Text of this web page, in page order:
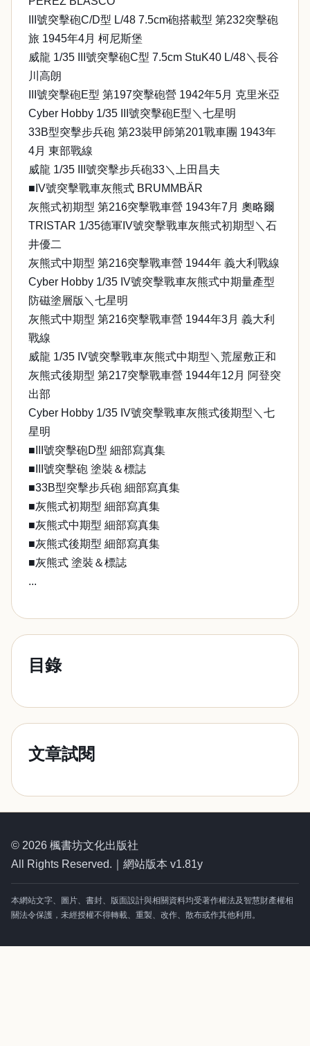
III號突擊砲C/D型 L/48 7.5cm砲搭載型 第232突擊砲
旅 1945年4月 柯尼斯堡
威龍 1/35 III號突擊砲C型 7.5cm StuK40 L/48＼長谷
川高朗
III號突擊砲E型 第197突擊砲營 1942年5月 克里米亞
Cyber Hobby 1/35 III號突擊砲E型＼七星明
33B型突擊步兵砲 第23裝甲師第201戰車團 1943年
4月 東部戰線
威龍 1/35 III號突擊步兵砲33＼上田昌夫
■IV號突擊戰車灰熊式 BRUMMBÄR
灰熊式初期型 第216突擊戰車營 1943年7月 奧略爾
TRISTAR 1/35德軍IV號突擊戰車灰熊式初期型＼石
井優二
灰熊式中期型 第216突擊戰車營 1944年 義大利戰線
Cyber Hobby 1/35 IV號突擊戰車灰熊式中期量產型
防磁塗層版＼七星明
灰熊式中期型 第216突擊戰車營 1944年3月 義大利
戰線
威龍 1/35 IV號突擊戰車灰熊式中期型＼荒屋敷正和
灰熊式後期型 第217突擊戰車營 1944年12月 阿登突
出部
Cyber Hobby 1/35 IV號突擊戰車灰熊式後期型＼七
星明
■III號突擊砲D型 細部寫真集
■III號突擊砲 塗裝＆標誌
■33B型突擊步兵砲 細部寫真集
■灰熊式初期型 細部寫真集
■灰熊式中期型 細部寫真集
■灰熊式後期型 細部寫真集
■灰熊式 塗裝＆標誌
...
目錄
文章試閱
© 2026 楓書坊文化出版社
All Rights Reserved.｜網站版本 v1.81y
本網站文字、圖片、書封、版面設計與相關資料均受著作權法及智慧財產權相
關法令保護，未經授權不得轉載、重製、改作、散布或作其他利用。